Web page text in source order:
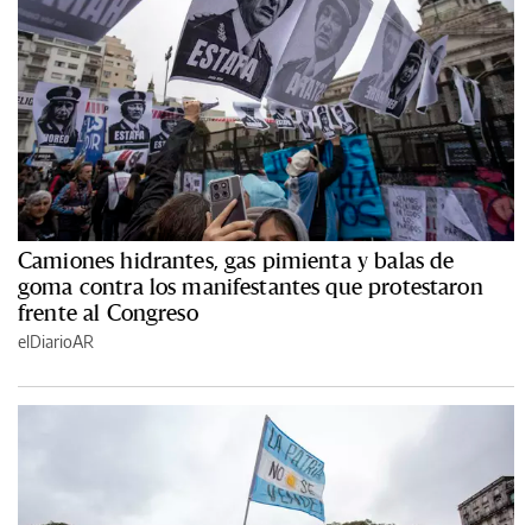
Camiones hidrantes, gas pimienta y balas de
goma contra los manifestantes que protestaron
frente al Congreso
elDiarioAR